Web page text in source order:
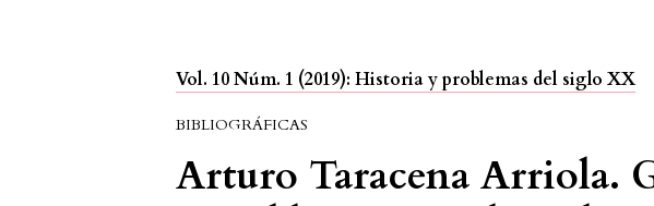
Vol. 10 Núm. 1 (2019): Historia y problemas del siglo XX
BIBLIOGRÁFICAS
Arturo Taracena Arriola.